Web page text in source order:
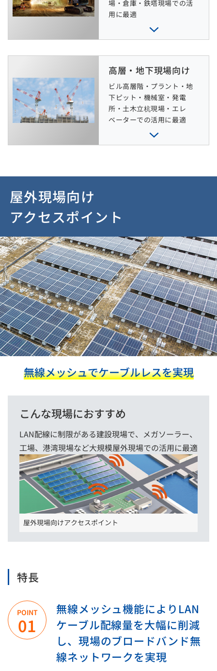
場・倉庫・鉄塔現場での活
用に最適
高層・地下現場向け
ビル高層階・プラント・地
下ピット・機械室・発電
所・土木立杭現場・エレ
ベーターでの活用に最適
屋外現場向け
アクセスポイント
無線メッシュでケーブルレスを実現
屋外現場向けアクセスポイント
こんな現場におすすめ
LAN配線に制限がある建設現場で、メガソーラー、
工場、港湾現場など大規模屋外現場での活用に最適
特長
POINT
01
無線メッシュ機能によりLAN
ケーブル配線量を大幅に削減
し、現場のブロードバンド無
線ネットワークを実現